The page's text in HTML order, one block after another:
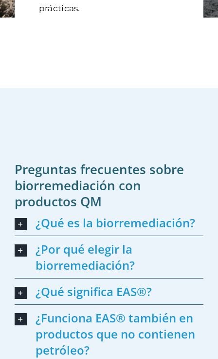
prácticas.
Preguntas frecuentes sobre
biorremediación con
productos QM
¿Qué es la biorremediación?
¿Por qué elegir la
biorremediación?
¿Qué significa EAS®?
¿Funciona EAS® también en
productos que no contienen
petróleo?